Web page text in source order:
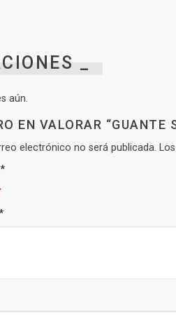
_
aún.
EN VALORAR
electrónico no será publicada.
*